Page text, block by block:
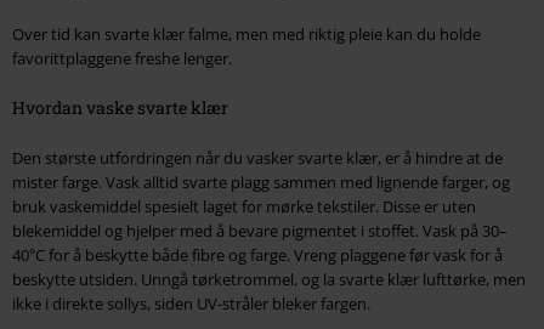
Over tid kan svarte klær falme, men med riktig pleie kan du holde
favorittplaggene freshe lenger.
Hvordan vaske svarte klær
Den største utfordringen når du vasker svarte klær, er å hindre at de
mister farge. Vask alltid svarte plagg sammen med lignende farger, og
bruk vaskemiddel spesielt laget for mørke tekstiler. Disse er uten
blekemiddel og hjelper med å bevare pigmentet i stoffet. Vask på 30–
40°C for å beskytte både fibre og farge. Vreng plaggene før vask for å
beskytte utsiden. Unngå tørketrommel, og la svarte klær lufttørke, men
ikke i direkte sollys, siden UV-stråler bleker fargen.